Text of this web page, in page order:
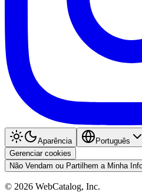
Aparência
Português
Gerenciar cookies
Não Vendam ou Partilhem a Minha
© 2026 WebCatalog, Inc.